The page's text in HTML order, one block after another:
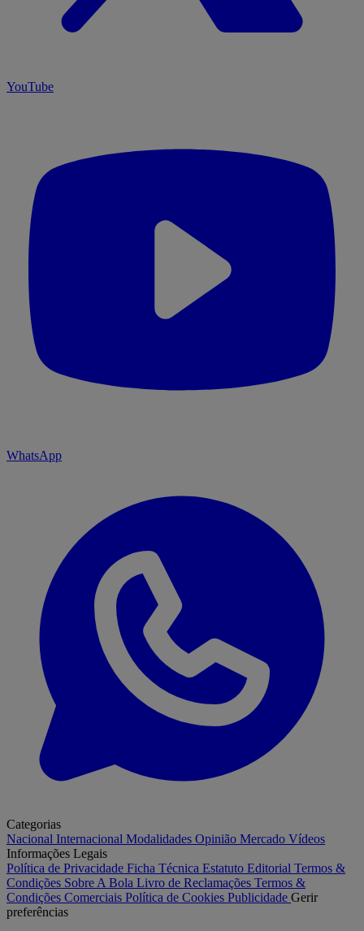
YouTube
WhatsApp
Categorias
Nacional Internacional Modalidades Opinião Mercado Vídeos
Informações Legais
Política de Privacidade Ficha Técnica Estatuto Editorial Termos &
Condições Sobre A Bola Livro de Reclamações Termos &
Condições Comerciais Política de Cookies Publicidade Gerir
preferências